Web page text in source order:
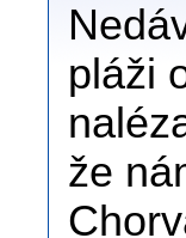
pláži
že